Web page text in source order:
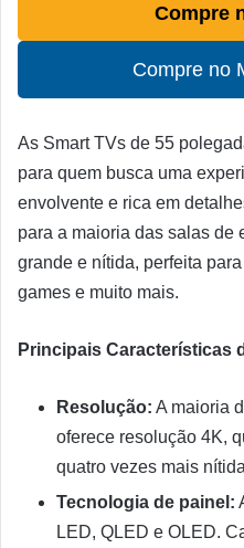
Compre
Compre no
As Smart TVs de 55
para quem busca uma
envolvente e rica em
para a maioria das salas de
grande e nítida, perfeita
games e muito mais.
Principais Características
Resolução: A maioria
oferece resolução 4K,
quatro vezes mais
Tecnologia de painel:
LED, QLED e OLED.